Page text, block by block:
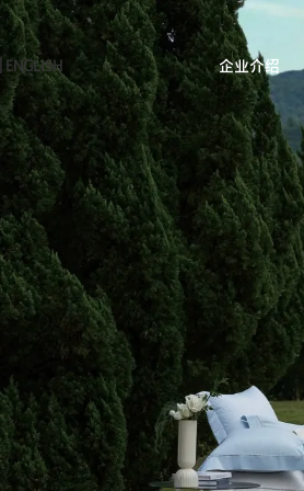
ENGLISH 企业介绍